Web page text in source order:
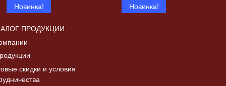
Новинка! Новинка!
ПРОДУКЦИИ
скидки и условия